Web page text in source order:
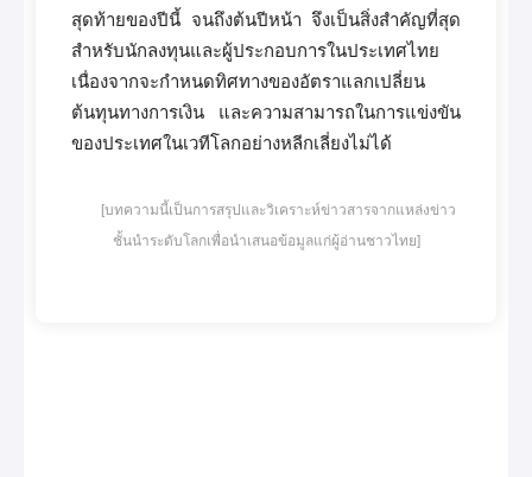
สุดท้ายของปีนี้ จนถึงต้นปีหน้า จึงเป็นสิ่งสำคัญที่สุด
สำหรับนักลงทุนและผู้ประกอบการในประเทศไทย
เนื่องจากจะกำหนดทิศทางของอัตราแลกเปลี่ยน
ต้นทุนทางการเงิน และความสามารถในการแข่งขัน
ของประเทศในเวทีโลกอย่างหลีกเลี่ยงไม่ได้
[บทความนี้เป็นการสรุปและวิเคราะห์ข่าวสารจากแหล่งข่าว
ชั้นนำระดับโลกเพื่อนำเสนอข้อมูลแก่ผู้อ่านชาวไทย]